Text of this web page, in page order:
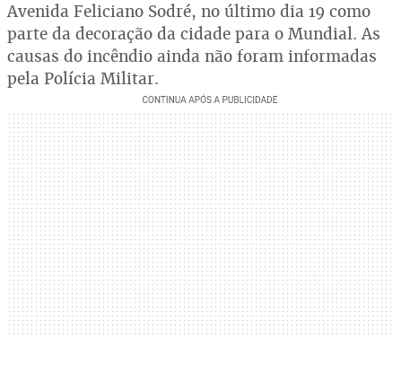
Avenida Feliciano Sodré, no último dia 19 como
parte da decoração da cidade para o Mundial. As
causas do incêndio ainda não foram informadas
pela Polícia Militar.